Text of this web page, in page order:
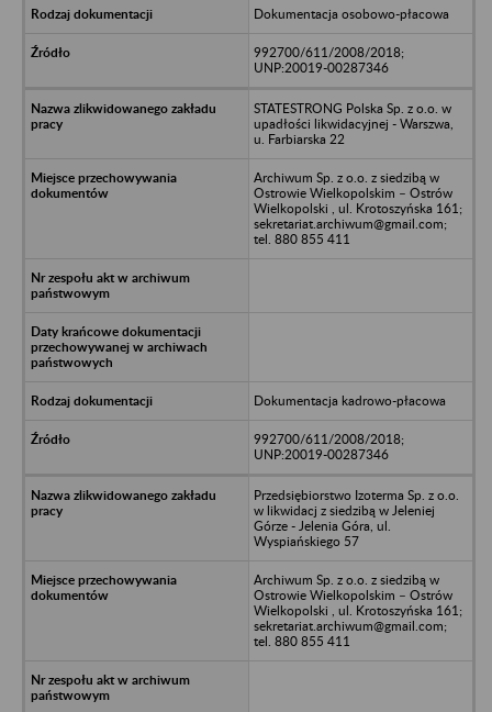
Dokumentacja osobowo-płacowa
992700/611/2008/2018;
UNP:20019-00287346
STATESTRONG Polska Sp. z o.o. w
upadłości likwidacyjnej - Warszwa,
u. Farbiarska 22
Archiwum Sp. z o.o. z siedzibą w
Ostrowie Wielkopolskim – Ostrów
Wielkopolski , ul. Krotoszyńska 161;
sekretariat.archiwum@gmail.com;
tel. 880 855 411
Dokumentacja kadrowo-płacowa
992700/611/2008/2018;
UNP:20019-00287346
Przedsiębiorstwo Izoterma Sp. z o.o.
w likwidacj z siedzibą w Jeleniej
Górze - Jelenia Góra, ul.
Wyspiańskiego 57
Archiwum Sp. z o.o. z siedzibą w
Ostrowie Wielkopolskim – Ostrów
Wielkopolski , ul. Krotoszyńska 161;
sekretariat.archiwum@gmail.com;
tel. 880 855 411